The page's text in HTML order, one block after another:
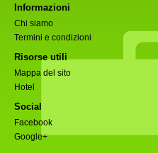
Informazioni
Chi siamo
Termini e condizioni
Risorse utili
Mappa del sito
Hotel
Social
Facebook
Google+